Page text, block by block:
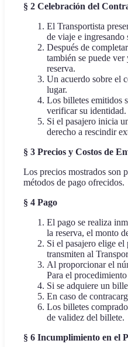
§ 2 Celebración del
El Transportista
de viaje e ingresando
Después de
también se puede
reserva.
Un acuerdo sobre el
lugar.
Los billetes emitidos
verificar su identidad.
Si el pasajero inicia
derecho a rescindir
§ 3 Precios y Costos de
Los precios mostrados son
métodos de pago ofrecidos.
§ 4 Pago
El pago se realiza
la reserva, el monto
Si el pasajero elige
transmiten al
Al proporcionar el
Para el
Si se adquiere un
En caso de
Los billetes
de validez del billete.
§ 6 Incumplimiento en el